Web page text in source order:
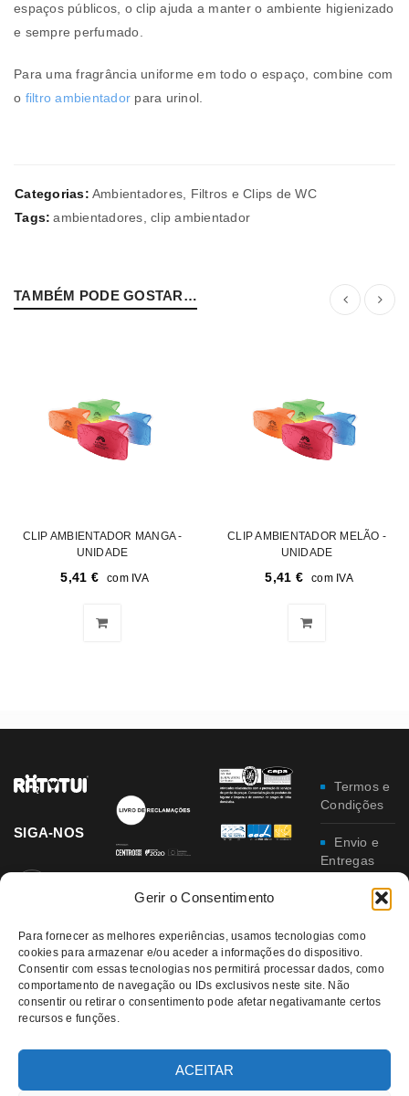
Gerir o Consentimento
Para fornecer as melhores experiências, usamos tecnologias como
cookies para armazenar e/ou aceder a informações do dispositivo.
Consentir com essas tecnologias nos permitirá processar dados, como
comportamento de navegação ou IDs exclusivos neste site. Não
consentir ou retirar o consentimento pode afetar negativamante certos
recursos e funções.
ACEITAR
espaços públicos, o clip ajuda a manter o ambiente higienizado
e sempre perfumado.
Para uma fragrância uniforme em todo o espaço, combine com
o filtro ambientador para urinol.
Categorias: Ambientadores, Filtros e Clips de WC
Tags: ambientadores, clip ambientador
TAMBÉM PODE GOSTAR…
CLIP AMBIENTADOR MANGA -
UNIDADE
5,41 € com IVA
CLIP AMBIENTADOR MELÃO -
UNIDADE
5,41 € com IVA
SIGA-NOS
Termos e
Condições
Envio e
Entregas
Trocas e
Política
de
Privacidade
da